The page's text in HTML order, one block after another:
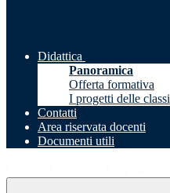
Didattica
Panoramica
Offerta formativa
I progetti delle classi
Contatti
Area riservata docenti
Documenti utili